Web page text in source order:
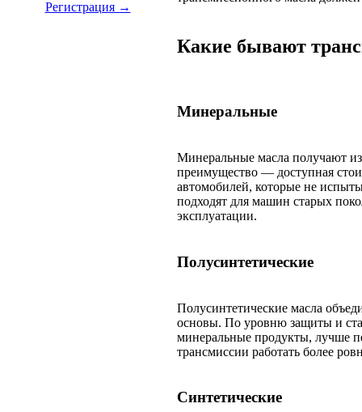
Регистрация →
Какие бывают
Минеральные
Минеральные масла получают
преимущество — доступная
автомобилей, которые не
подходят для машин старых
эксплуатации.
Полусинтетические
Полусинтетические масла
основы. По уровню защиты и
минеральные продукты, лучше
трансмиссии работать более
Синтетические